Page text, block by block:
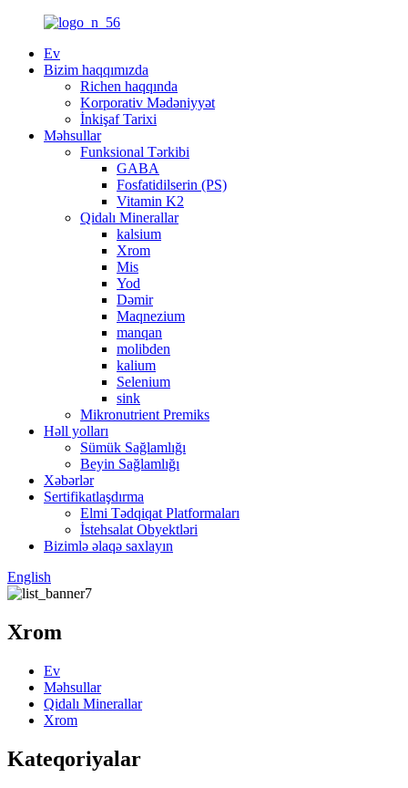
Ev
Bizim haqqımızda
Richen haqqında
Korporativ Mədəniyyət
İnkişaf Tarixi
Məhsullar
Funksional Tərkibi
GABA
Fosfatidilserin (PS)
Vitamin K2
Qidalı Minerallar
kalsium
Xrom
Mis
Yod
Dəmir
Maqnezium
manqan
molibden
kalium
Selenium
sink
Mikronutrient Premiks
Həll yolları
Sümük Sağlamlığı
Beyin Sağlamlığı
Xəbərlər
Sertifikatlaşdırma
Elmi Tədqiqat Platformaları
İstehsalat Obyektləri
Bizimlə əlaqə saxlayın
English
Xrom
Ev
Məhsullar
Qidalı Minerallar
Xrom
Kateqoriyalar